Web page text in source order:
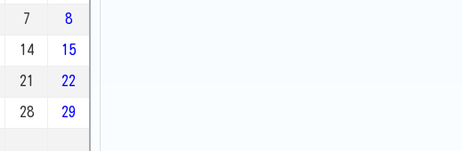
7 8
14 15
21 22
28 29